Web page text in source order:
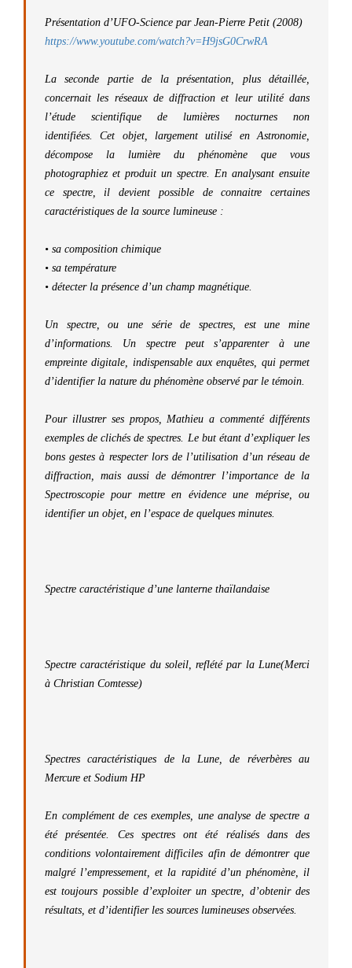
Présentation d’UFO-Science par Jean-Pierre Petit (2008)
https://www.youtube.com/watch?v=H9jsG0CrwRA
La seconde partie de la présentation, plus détaillée,
concernait les réseaux de diffraction et leur utilité dans
l’étude scientifique de lumières nocturnes non
identifiées. Cet objet, largement utilisé en Astronomie,
décompose la lumière du phénomène que vous
photographiez et produit un spectre. En analysant ensuite
ce spectre, il devient possible de connaitre certaines
caractéristiques de la source lumineuse :
• sa composition chimique
• sa température
• détecter la présence d’un champ magnétique.
Un spectre, ou une série de spectres, est une mine
d’informations. Un spectre peut s’apparenter à une
empreinte digitale, indispensable aux enquêtes, qui permet
d’identifier la nature du phénomène observé par le témoin.
Pour illustrer ses propos, Mathieu a commenté différents
exemples de clichés de spectres. Le but étant d’expliquer les
bons gestes à respecter lors de l’utilisation d’un réseau de
diffraction, mais aussi de démontrer l’importance de la
Spectroscopie pour mettre en évidence une méprise, ou
identifier un objet, en l’espace de quelques minutes.
Spectre caractéristique d’une lanterne thaïlandaise
Spectre caractéristique du soleil, reflété par la Lune(Merci
à Christian Comtesse)
Spectres caractéristiques de la Lune, de réverbères au
Mercure et Sodium HP
En complément de ces exemples, une analyse de spectre a
été présentée. Ces spectres ont été réalisés dans des
conditions volontairement difficiles afin de démontrer que
malgré l’empressement, et la rapidité d’un phénomène, il
est toujours possible d’exploiter un spectre, d’obtenir des
résultats, et d’identifier les sources lumineuses observées.